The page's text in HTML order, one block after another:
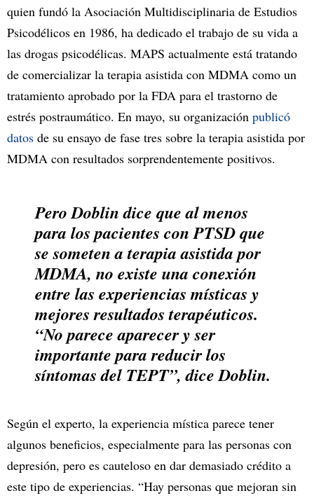
quien fundó la Asociación Multidisciplinaria de Estudios
Psicodélicos en 1986, ha dedicado el trabajo de su vida a
las drogas psicodélicas. MAPS actualmente está tratando
de comercializar la terapia asistida con MDMA como un
tratamiento aprobado por la FDA para el trastorno de
estrés postraumático. En mayo, su organización publicó
datos de su ensayo de fase tres sobre la terapia asistida por
MDMA con resultados sorprendentemente positivos.
Pero Doblin dice que al menos
para los pacientes con PTSD que
se someten a terapia asistida por
MDMA, no existe una conexión
entre las experiencias místicas y
mejores resultados terapéuticos.
“No parece aparecer y ser
importante para reducir los
síntomas del TEPT”, dice Doblin.
Según el experto, la experiencia mística parece tener
algunos beneficios, especialmente para las personas con
depresión, pero es cauteloso en dar demasiado crédito a
este tipo de experiencias. “Hay personas que mejoran sin